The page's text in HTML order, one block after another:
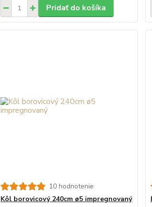
Pridať do košíka
10 hodnotenie
Kôl borovicový 240cm ø5 impregnovaný